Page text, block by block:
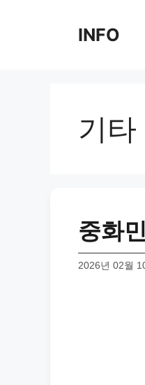
INFO
기타
중화
2026년 02월